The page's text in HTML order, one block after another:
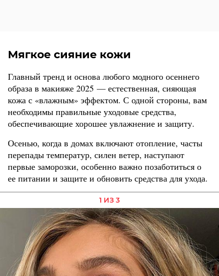
Мягкое сияние кожи
Главный тренд и основа любого модного осеннего
образа в макияже 2025 — естественная, сияющая
кожа с «влажным» эффектом. С одной стороны, вам
необходимы правильные уходовые средства,
обеспечивающие хорошее увлажнение и защиту.
Осенью, когда в домах включают отопление, часты
перепады температур, силен ветер, наступают
первые заморозки, особенно важно позаботиться о
ее питании и защите и обновить средства для ухода.
1 ИЗ 3